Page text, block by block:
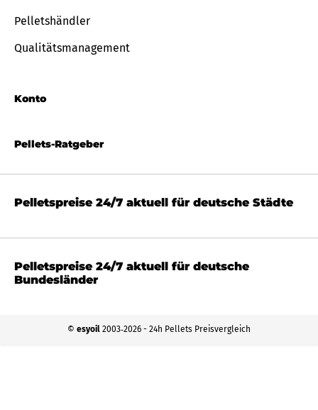
Pellets-Ratgeber
Pelletshändler
Qualitätsmanagement
Konto
Pelletspreise 24/7 aktuell für deutsche Städte
Pelletspreise 24/7 aktuell für deutsche
Bundesländer
© esyoil 2003‐2026 - 24h Pellets Preisvergleich